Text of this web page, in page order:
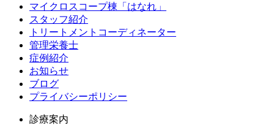
マイクロスコープ棟「はなれ」
スタッフ紹介
トリートメントコーディネーター
管理栄養士
症例紹介
お知らせ
ブログ
プライバシーポリシー
診療案内